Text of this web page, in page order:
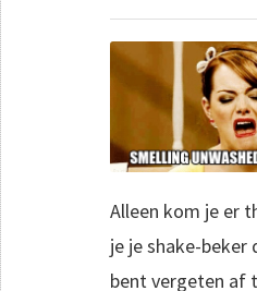
Alleen kom je er
je je shake-beker
bent vergeten af